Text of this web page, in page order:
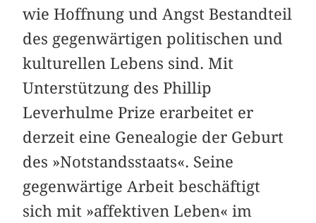
wie Hoffnung und Angst Bestandteil
des gegenwärtigen politischen und
kulturellen Lebens sind. Mit
Unterstützung des Phillip
Leverhulme Prize erarbeitet er
derzeit eine Genealogie der Geburt
des »Notstandsstaats«. Seine
gegenwärtige Arbeit beschäftigt
sich mit »affektiven Leben« im